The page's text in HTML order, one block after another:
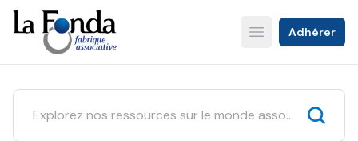
Aller
au
contenu
principal
Open main menu
Adhérer